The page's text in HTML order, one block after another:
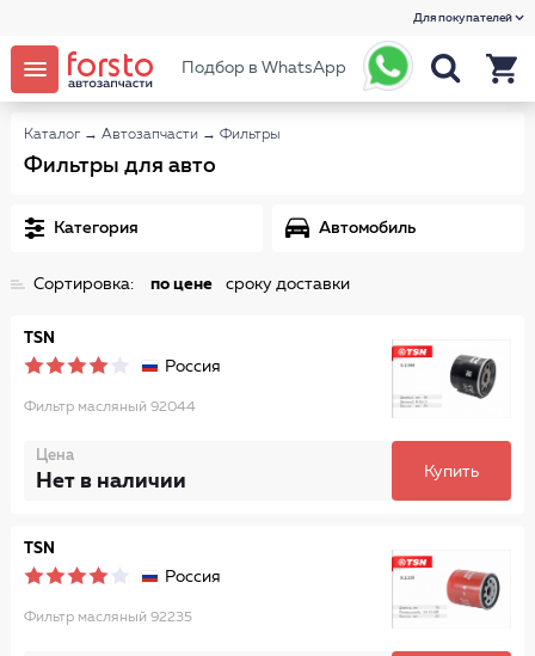
Для покупателей
Подбор в WhatsApp
Каталог → Автозапчасти → Фильтры
Фильтры для авто
Категория Автомобиль
Сортировка: по цене сроку доставки
TSN
Россия
Фильтр масляный 92044
Цена
Нет в наличии Купить
TSN
Россия
Фильтр масляный 92235